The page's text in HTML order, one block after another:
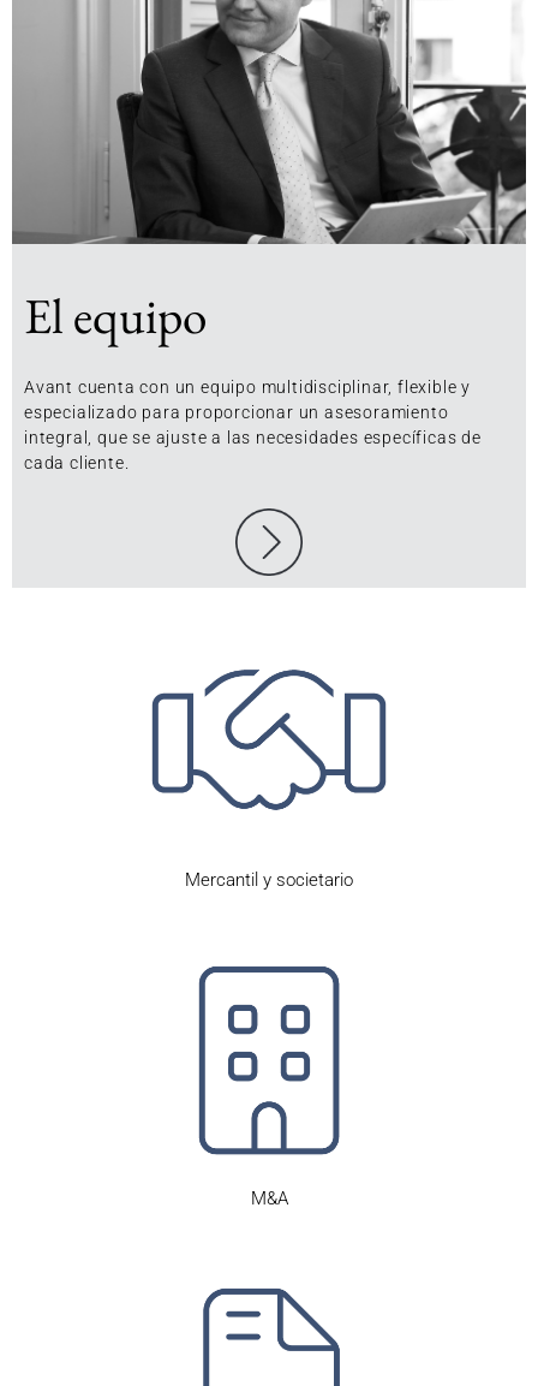
El equipo
Avant cuenta con un equipo multidisciplinar, flexible y
especializado para proporcionar un asesoramiento
integral, que se ajuste a las necesidades específicas de
cada cliente.
Mercantil y societario
M&A